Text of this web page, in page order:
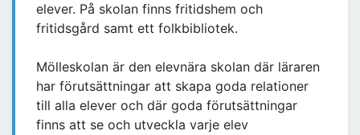
elever. På skolan finns fritidshem och
fritidsgård samt ett folkbibliotek.
Mölleskolan är den elevnära skolan där läraren
har förutsättningar att skapa goda relationer
till alla elever och där goda förutsättningar
finns att se och utveckla varje elev